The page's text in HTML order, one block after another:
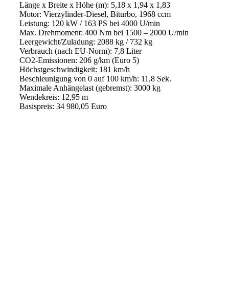
Länge x Breite x Höhe (m): 5,18 x 1,94 x 1,83
Motor: Vierzylinder-Diesel, Biturbo, 1968 ccm
Leistung: 120 kW / 163 PS bei 4000 U/min
Max. Drehmoment: 400 Nm bei 1500 – 2000 U/min
Leergewicht/Zuladung: 2088 kg / 732 kg
Verbrauch (nach EU-Norm): 7,8 Liter
CO2-Emissionen: 206 g/km (Euro 5)
Höchstgeschwindigkeit: 181 km/h
Beschleunigung von 0 auf 100 km/h: 11,8 Sek.
Maximale Anhängelast (gebremst): 3000 kg
Wendekreis: 12,95 m
Basispreis: 34 980,05 Euro